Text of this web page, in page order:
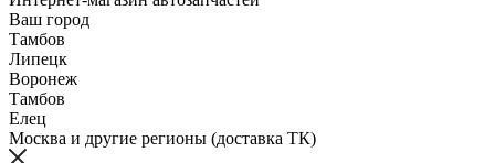
Ваш город
Тамбов
Липецк
Воронеж
Тамбов
Елец
Москва и другие регионы (доставка ТК)